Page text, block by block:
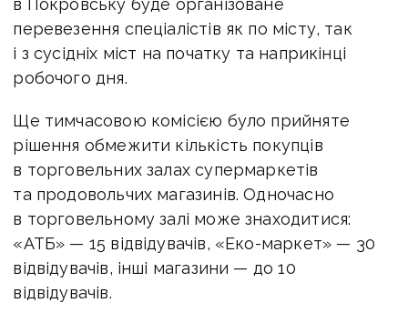
в Покровську буде організоване
перевезення спеціалістів як по місту, так
і з сусідніх міст на початку та наприкінці
робочого дня.
Ще тимчасовою комісією було прийняте
рішення обмежити кількість покупців
в торговельних залах супермаркетів
та продовольчих магазинів. Одночасно
в торговельному залі може знаходитися:
«АТБ» — 15 відвідувачів, «Еко-маркет» — 30
відвідувачів, інші магазини — до 10
відвідувачів.